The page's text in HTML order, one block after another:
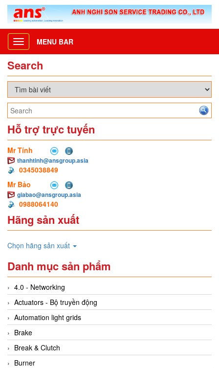
Toggle
navigation
MENU BAR
Search
Hỗ trợ trực tuyến
Mr Tính
thanhtinh@ansgroup.asia
0345038849
Mr Bảo
giabao@ansgroup.asia
0988064140
Hãng sản xuất
Chọn hãng sản xuất
Danh mục sản phẩm
4.0 - Networking
Actuators - Bộ truyền động
Automation light grids
Brake
Break & Clutch
Burner